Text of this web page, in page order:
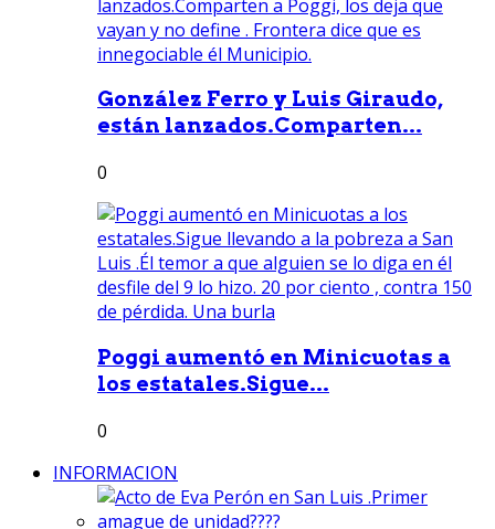
González Ferro y Luis Giraudo,
están lanzados.Comparten...
0
Poggi aumentó en Minicuotas a
los estatales.Sigue...
0
INFORMACION